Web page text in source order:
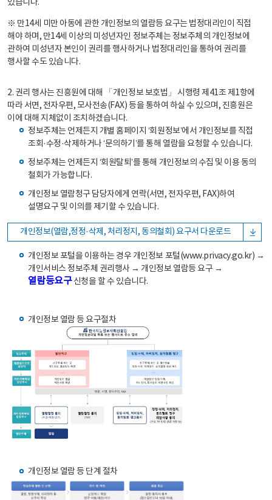
있습니다.
※ 만14세 미만 아동에 관한 개인정보의 열람등 요구는 법정대리인이 직접
해야 하며, 만14세 이상의 미성년자인 정보주체는 정보주체의 개인정보에
관하여 미성년자 본인이 권리를 행사하거나 법정대리인을 통하여 권리를
행사할 수도 있습니다.
2. 권리 행사는 진흥원에 대해 「개인정보 보호법」 시행령 제41조 제1항에
따라 서면, 전자우편, 모사전송(FAX) 등을 통하여 하실 수 있으며, 진흥원은
이에 대해 지체없이 조치하겠습니다.
정보주체는 언제든지 개별 홈페이지 ‘회원정보’에서 개인정보를 직접
조회·수정·삭제하거나 ‘문의하기’를 통해 열람을 요청할 수 있습니다.
정보주체는 언제든지 ‘회원탈퇴’를 통해 개인정보의 수집 및 이용 동의
철회가 가능합니다.
개인정보 열람청구 담당자에게 연락(서면, 전자우편, FAX)하여
설명요구 및 이의를 제기할 수 있습니다.
개인정보(열람,정정·삭제, 처리정지, 동의철회) 요구서 다운로드
개인정보 포털을 이용하는 경우 개인정보 포털(www.privacy.go.kr) →
개인서비스 정보주체 권리행사 → 개인정보 열람등 요구 →
열람등요구신청을 할 수 있습니다.
개인정보 열람 등 요구절차
개인정보 열람 등 단계 절차